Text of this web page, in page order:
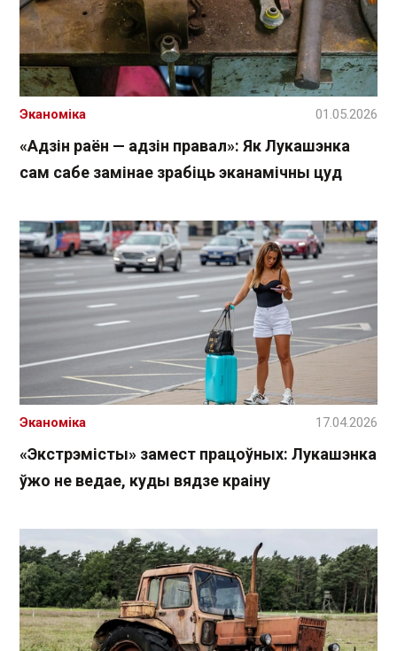
«Адзін раён — адзін правал»: Як Лукашэнка
сам сабе замінае зрабіць эканамічны цуд
Эканоміка 01.05.2026
«Экстрэмісты» замест працоўных: Лукашэнка
ўжо не ведае, куды вядзе краіну
Эканоміка 17.04.2026